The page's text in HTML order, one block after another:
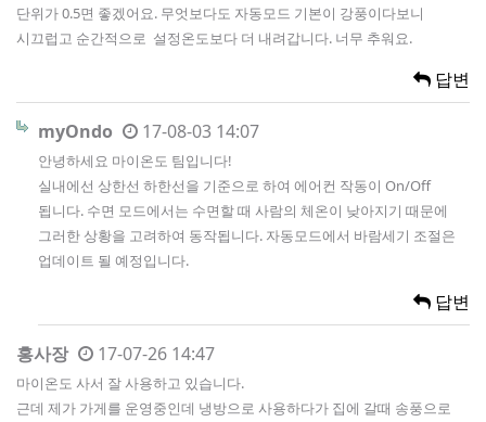
단위가 0.5면 좋겠어요. 무엇보다도 자동모드 기본이 강풍이다보니
시끄럽고 순간적으로 설정온도보다 더 내려갑니다. 너무 추워요.
답변
myOndo 17-08-03 14:07
안녕하세요 마이온도 팀입니다!
실내에선 상한선 하한선을 기준으로 하여 에어컨 작동이 On/Off
됩니다. 수면 모드에서는 수면할 때 사람의 체온이 낮아지기 때문에
그러한 상황을 고려하여 동작됩니다. 자동모드에서 바람세기 조절은
업데이트 될 예정입니다.
답변
홍사장 17-07-26 14:47
마이온도 사서 잘 사용하고 있습니다.
근데 제가 가게를 운영중인데 냉방으로 사용하다가 집에 갈때 송풍으로